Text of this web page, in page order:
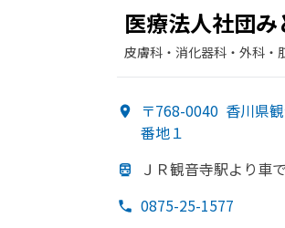
医療法人社団
皮膚科・​消化器科・​外科・​
〒768-0040 香川県
番地１
ＪＲ観音寺駅より車で
0875-25-1577